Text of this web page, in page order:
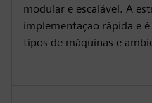
modular e escalável. A
implementação rápida e
tipos de máquinas e